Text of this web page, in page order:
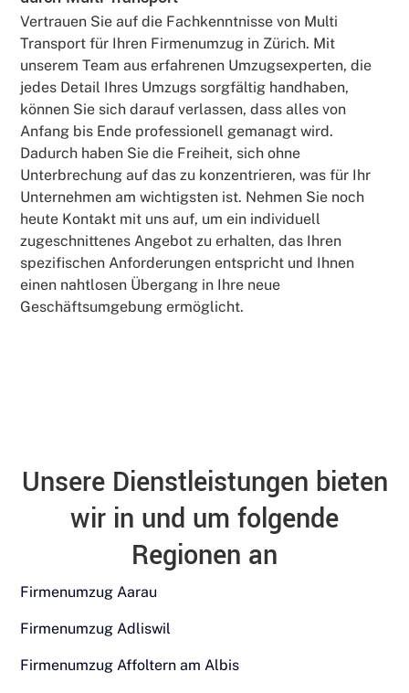
Vertrauen Sie auf die Fachkenntnisse von Multi
Transport für Ihren Firmenumzug in Zürich. Mit
unserem Team aus erfahrenen Umzugsexperten, die
jedes Detail Ihres Umzugs sorgfältig handhaben,
können Sie sich darauf verlassen, dass alles von
Anfang bis Ende professionell gemanagt wird.
Dadurch haben Sie die Freiheit, sich ohne
Unterbrechung auf das zu konzentrieren, was für Ihr
Unternehmen am wichtigsten ist. Nehmen Sie noch
heute Kontakt mit uns auf, um ein individuell
zugeschnittenes Angebot zu erhalten, das Ihren
spezifischen Anforderungen entspricht und Ihnen
einen nahtlosen Übergang in Ihre neue
Geschäftsumgebung ermöglicht.
Unsere Dienstleistungen bieten
wir in und um folgende
Regionen an
Firmenumzug Aarau
Firmenumzug Adliswil
Firmenumzug Affoltern am Albis